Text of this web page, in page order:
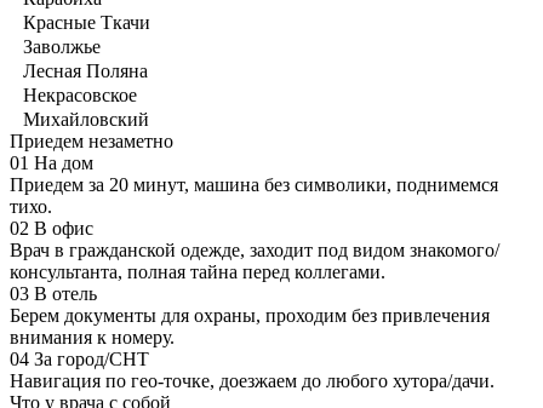
Красные Ткачи
Заволжье
Лесная Поляна
Некрасовское
Михайловский
Приедем незаметно
01 На дом
Приедем за 20 минут, машина без символики, поднимемся
тихо.
02 В офис
Врач в гражданской одежде, заходит под видом знакомого/
консультанта, полная тайна перед коллегами.
03 В отель
Берем документы для охраны, проходим без привлечения
внимания к номеру.
04 За город/СНТ
Навигация по гео-точке, доезжаем до любого хутора/дачи.
Что у врача с собой